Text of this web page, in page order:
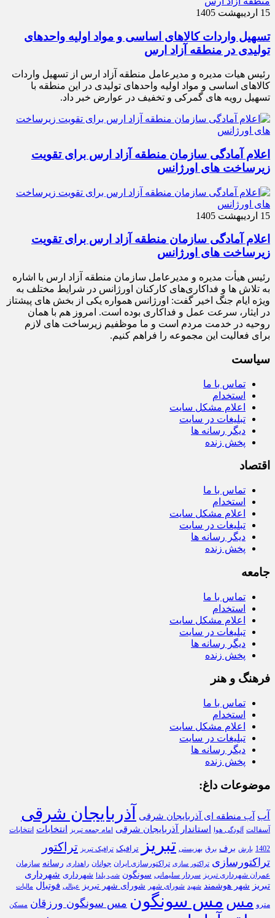
15 اردیبهشت 1405
تسهیل واردات کالاهای اساسی و مواد اولیه واحدهای
تولیدی در منطقه آزاد ارس
رئیس هیات مدیره و مدیرعامل منطقه آزاد ارس از تسهیل واردات
کالاهای اساسی و مواد اولیه واحدهای تولیدی در این منطقه با
تسهیل رویه های گمرکی و تخفیف در عوارض خبر داد.
اعلام آمادگی سازمان منطقه آزاد ارس برای تقویت
زیرساخت‌ های اورژانس
15 اردیبهشت 1405
اعلام آمادگی سازمان منطقه آزاد ارس برای تقویت
زیرساخت‌ های اورژانس
رئیس هیأت‌ مدیره و مدیرعامل سازمان منطقه آزاد ارس با اشاره
به تلاش‌ ها و فداکاری‌های کارکنان اورژانس در شرایط مختلف به‌
ویژه ایام جنگ اخیر گفت: اورژانس همواره یکی از بخش‌ های پیشتاز
در ایثار، سرعت‌ عمل و فداکاری بوده است. امروز هم با همان
روحیه در خدمت مردم است و ما موظفیم زیرساخت‌ های لازم
برای فعالیت این مجموعه را فراهم کنیم.
سیاست
تماس با ما
استخدام
اعلام مشکل سایت
تبلیغات در سایت
دیگر رسانه ها
پخش زنده
اقتصاد
تماس با ما
استخدام
اعلام مشکل سایت
تبلیغات در سایت
دیگر رسانه ها
پخش زنده
جامعه
تماس با ما
استخدام
اعلام مشکل سایت
تبلیغات در سایت
دیگر رسانه ها
پخش زنده
فرهنگ و هنر
تماس با ما
استخدام
اعلام مشکل سایت
تبلیغات در سایت
دیگر رسانه ها
پخش زنده
موضوعات داغ:
آب آب منطقه ای آذربایجان شرقی آذربایجان شرقی
آسفالت آلودگی هوا استاندار آذربایجان شرقی امام جمعه تبریز انتخابات انتخابات
1402 بارش برف برق بهزیستی تبریز ترافیک ترافیک تبریز تراکتور
تراکتورسازی تراکتور سازی تراکتورسازی ایران جوانان راهداری رسانه سازمان
عمران شهرداری تبریز سردار سلیمانی سونگون شب یلدا شهرداری شهرداری
تبریز شهر هوشمند شهید شورای شهر شورای شهر تبریز عینالی فوتبال مالیات
مترو مس مس سونگون مس سونگون ورزقان مسکن